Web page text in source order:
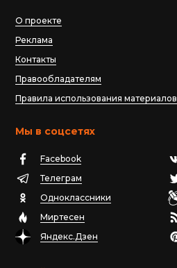
О проекте
Реклама
Контакты
Правообладателям
Правила использования материалов
Мы в соцсетях
Facebook
Телеграм
Одноклассники
Миртесен
Яндекс.Дзен